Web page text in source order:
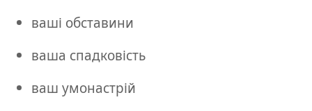
ваші обставини
ваша спадковість
ваш умонастрій